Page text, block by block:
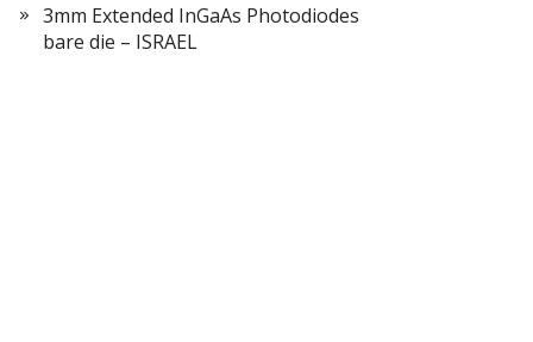
3mm Extended InGaAs Photodiodes
bare die – ISRAEL